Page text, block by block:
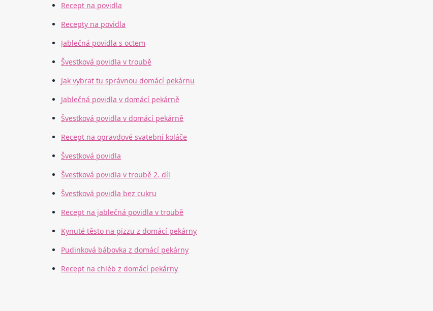
Recept na povidla
Recepty na povidla
Jablečná povidla s octem
Švestková povidla v troubě
Jak vybrat tu správnou domácí pekárnu
Jablečná povidla v domácí pekárně
Švestková povidla v domácí pekárně
Recept na opravdové svatební koláče
Švestková povidla
Švestková povidla v troubě 2. díl
Švestková povidla bez cukru
Recept na jablečná povidla v troubě
Kynuté těsto na pizzu z domácí pekárny
Pudinková bábovka z domácí pekárny
Recept na chléb z domácí pekárny